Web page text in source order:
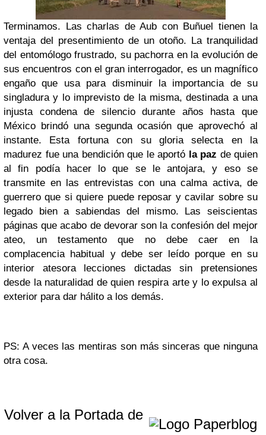
Terminamos. Las charlas de Aub con Buñuel tienen la
ventaja del presentimiento de un otoño. La tranquilidad
del entomólogo frustrado, su pachorra en la evolución de
sus encuentros con el gran interrogador, es un magnífico
engaño que usa para disminuir la importancia de su
singladura y lo imprevisto de la misma, destinada a una
injusta condena de silencio durante años hasta que
México brindó una segunda ocasión que aprovechó al
instante. Esta fortuna con su gloria selecta en la
madurez fue una bendición que le aportó la paz de quien
al fin podía hacer lo que se le antojara, y eso se
transmite en las entrevistas con una calma activa, de
guerrero que si quiere puede reposar y cavilar sobre su
legado bien a sabiendas del mismo. Las seiscientas
páginas que acabo de devorar son la confesión del mejor
ateo, un testamento que no debe caer en la
complacencia habitual y debe ser leído porque en su
interior atesora lecciones dictadas sin pretensiones
desde la naturalidad de quien respira arte y lo expulsa al
exterior para dar hálito a los demás.
PS: A veces las mentiras son más sinceras que ninguna
otra cosa.
Volver a la Portada de